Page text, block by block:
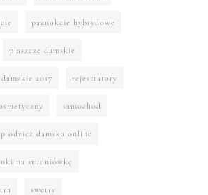
paznokcie hybrydowe
płaszcze damskie
2017 rejestratory
samochód
odzież damska online
na studniówkę
swetry